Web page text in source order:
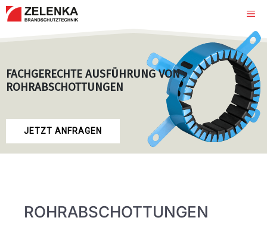
Zum
Inhalt
FACHGERECHTE AUSFÜHRUNG VON
ROHRABSCHOTTUNGEN
JETZT ANFRAGEN
ROHR­ABSCHOTTUNGEN